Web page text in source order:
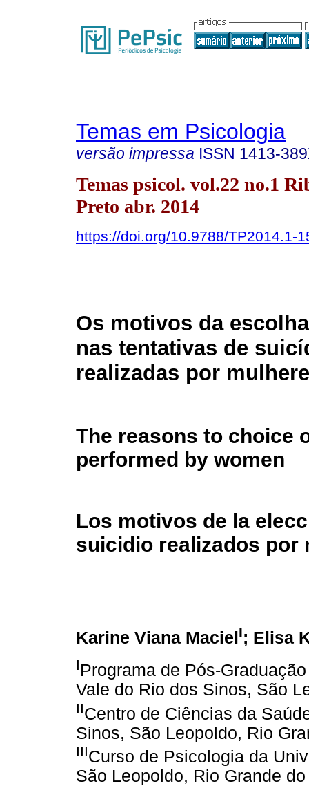
Temas em Psicologia
versão impressa ISSN 1413-
Temas psicol. vol.22 no.1
Preto abr. 2014
https://doi.org/10.9788/TP2014.1-
Os motivos da
nas tentativas de
realizadas por
The reasons to choice
performed by women
Los motivos de la
suicidio realizados por
Karine Viana Maciel I; Elisa
IPrograma de Pós-
Vale do Rio dos Sinos, São
IICentro de Ciências da
Sinos, São Leopoldo, Rio
IIICurso de Psicologia da
São Leopoldo, Rio Grande